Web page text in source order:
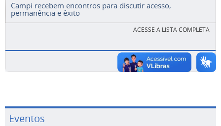
Campi recebem encontros para discutir acesso,
permanência e êxito
ACESSE A LISTA COMPLETA
Eventos